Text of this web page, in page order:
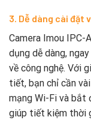
3. Dễ dàng cài đặt
Camera Imou
dụng dễ dàng,
về công nghệ. Với
tiết, bạn chỉ cần
mạng Wi-Fi và bắt
giúp tiết kiệm thời